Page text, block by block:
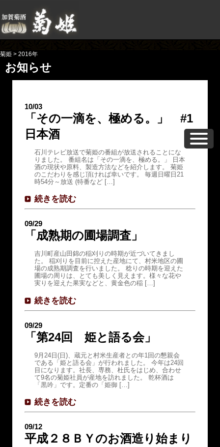
菊姫 > 2016年
お知らせ
10/03
「その一滴を、極める。」 #1
日本酒
石川テレビ放送で菊姫の番組が放送されることにな
りました。 番組名は「その一滴を、極める。」 日本
酒の現状や原料、製造方法などを紹介します。 菊姫
のこだわりを感じ頂ければ幸いです。 毎週日曜日21
時54分～放送 (特番など […]
続きを読む
09/29
「成熟期の圃場調査」
吉川町産山田錦の稲刈りの時期が近づいてきまし
た。 稲刈りを目前に控えた産地にて、村米地区の圃
場の成熟期調査を行いました。 稔りの時期を迎えた
圃場の周りは、とても美しく見えます。様々な花や
実りを迎えた果実などと、黄金色の稲 […]
続きを読む
09/29
「第24回 姫と語る会」
9月24日(日)、蔵元と村米生産者との年1回の懇親会
である「姫と語る会」が行われました。 今年は24回
目になります。社長、専務、杜氏をはじめ、合わせ
て9名の菊姫社員が産地を訪れました。 乾杯酒は
「黒吟」です。定番の「姫御 […]
続きを読む
09/12
平成２８ＢＹのお酒造り始まり